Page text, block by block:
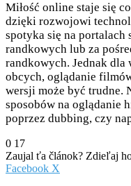
Miłość online staje się
dzięki rozwojowi
spotyka się na portalach
randkowych lub za
randkowych. Jednak
obcych, oglądanie
wersji może być trudne.
sposobów na oglądanie
poprzez dubbing, czy
0 17
Zaujal ťa článok? Zdieľaj
Facebook X